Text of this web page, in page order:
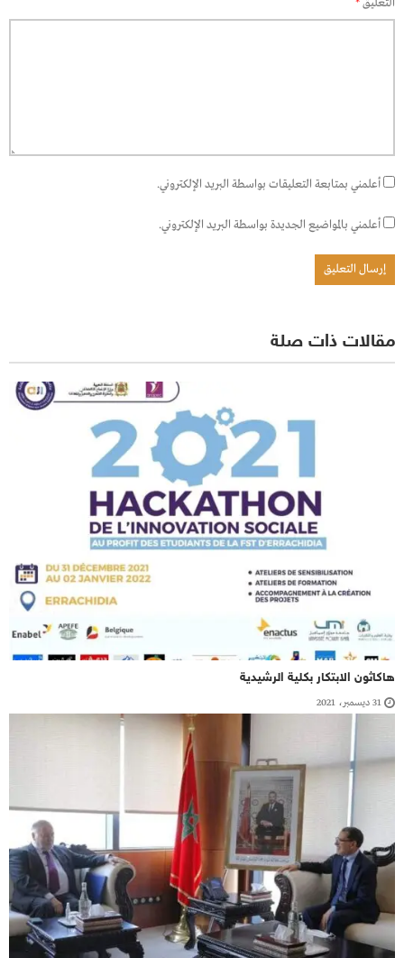
أعلمني بمتابعة التعليقات بواسطة البريد الإلكتروني.
أعلمني بالمواضيع الجديدة بواسطة البريد الإلكتروني.
مقالات ذات صلة
هاكاثون الابتكار بكلیة الرشیدیة
31 ديسمبر، 2021